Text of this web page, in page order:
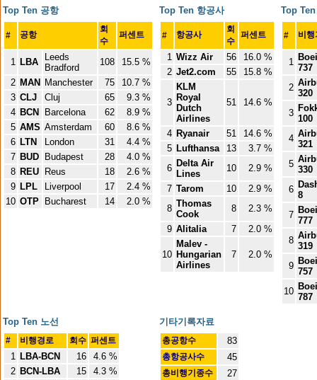
Top Ten 공항
# 공항
회
수
퍼센트
1 LBA
Leeds
Bradford
108
15.5 %
2 MAN Manchester 75
10.7 %
3 CLJ Cluj 65
9.3 %
4 BCN Barcelona 62
8.9 %
5 AMS Amsterdam 60
8.6 %
6 LTN London 31
4.4 %
7 BUD Budapest 28
4.0 %
8 REU Reus 18
2.6 %
9 LPL Liverpool 17
2.4 %
10 OTP Bucharest 14 2.0 %
Top Ten 항공사
# 항공사
회
수
퍼센트
1 Wizz Air 56
16.0 %
2 Jet2.com 55 15.8 %
3
KLM
Royal
Dutch
Airlines
51 14.6 %
4 Ryanair 51
14.6 %
5 Lufthansa 13
3.7 %
6 Delta Air
Lines
10
2.9 %
7 Tarom 10
2.9 %
8 Thomas
Cook
8
2.3 %
9 Alitalia 7 2.0 %
10
Malev -
Hungarian
Airlines
7 2.0 %
Top
# 비
1
737
2
320
3
100
4
321
5
330
6
8
7
777
8
319
9
757
10
787
Top Ten 노선
# 비행경로 회수 퍼센트
1 LBA-BCN 16
4.6 %
2 BCN-LBA 15
4.3 %
기타기록자료
총공항수 83
총항공사수 45
총비행기종수 27